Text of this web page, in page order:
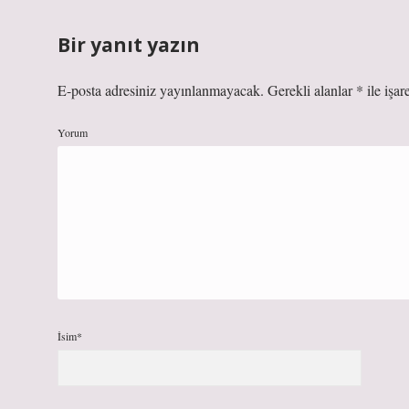
Bir yanıt yazın
E-posta adresiniz yayınlanmayacak. Gerekli alanlar* ile
Yorum
İsim*